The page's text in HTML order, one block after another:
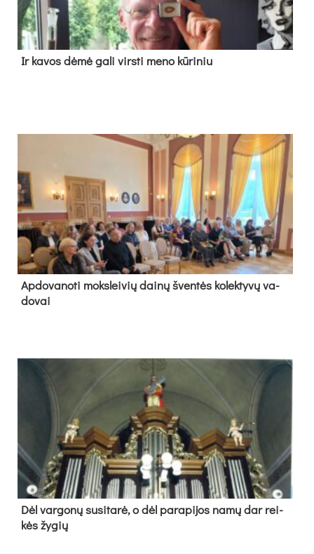
Ir ka­vos dė­mė ga­li virs­ti me­no kū­ri­niu
Ap­do­va­no­ti moks­lei­vių dai­nų šven­tės ko­lek­ty­vų va­
do­vai
Dėl var­go­nų su­si­ta­rė, o dėl pa­ra­pi­jos na­mų dar rei­
kės žy­gių